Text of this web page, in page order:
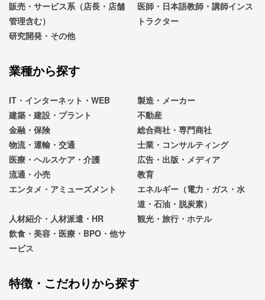
販売・サービス系（店長・店舗
管理含む）
医師・日本語教師・講師インス
トラクター
研究開発・その他
業種から探す
IT・インターネット・WEB
製造・メーカー
建築・建設・プラント
不動産
金融・保険
総合商社・専門商社
物流・運輸・交通
士業・コンサルティング
医療・ヘルスケア・介護
広告・出版・メディア
流通・小売
教育
エンタメ・アミューズメント
エネルギー（電力・ガス・水
道・石油・脱炭素）
人材紹介・人材派遣・HR
観光・旅行・ホテル
飲食・美容・医療・BPO・他サ
ービス
特徴・こだわりから探す